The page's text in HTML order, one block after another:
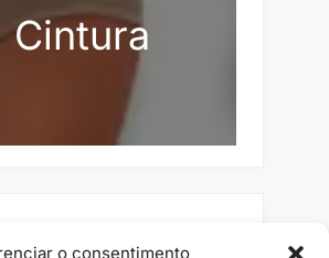
o consentimento
Cintura